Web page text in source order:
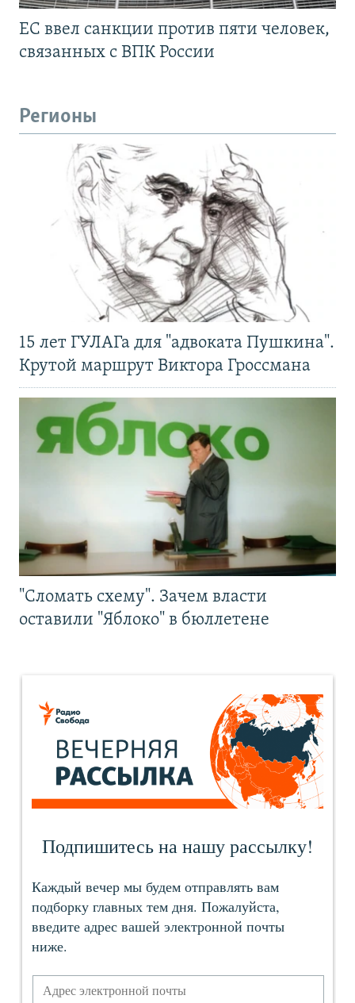
ЕС ввел санкции против пяти человек,
связанных с ВПК России
Регионы
15 лет ГУЛАГа для "адвоката Пушкина".
Крутой маршрут Виктора Гроссмана
"Сломать схему". Зачем власти
оставили "Яблоко" в бюллетене